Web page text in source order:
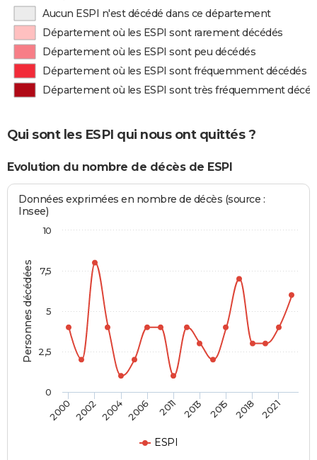
Aucun ESPI n'est décédé dans ce département
Département où les ESPI sont rarement décédés
Département où les ESPI sont peu décédés
Département où les ESPI sont fréquemment décédés
Département où les ESPI sont très fréquemment
Qui sont les ESPI qui nous ont quittés ?
Evolution du nombre de décès de ESPI
Personnes décédées
Données exprimées en nombre de décès (source :
Insee)
ESPI
2000 2002 2004 2006 2011 2013 2015 2018 2021
0
10
2,5
5
7,5